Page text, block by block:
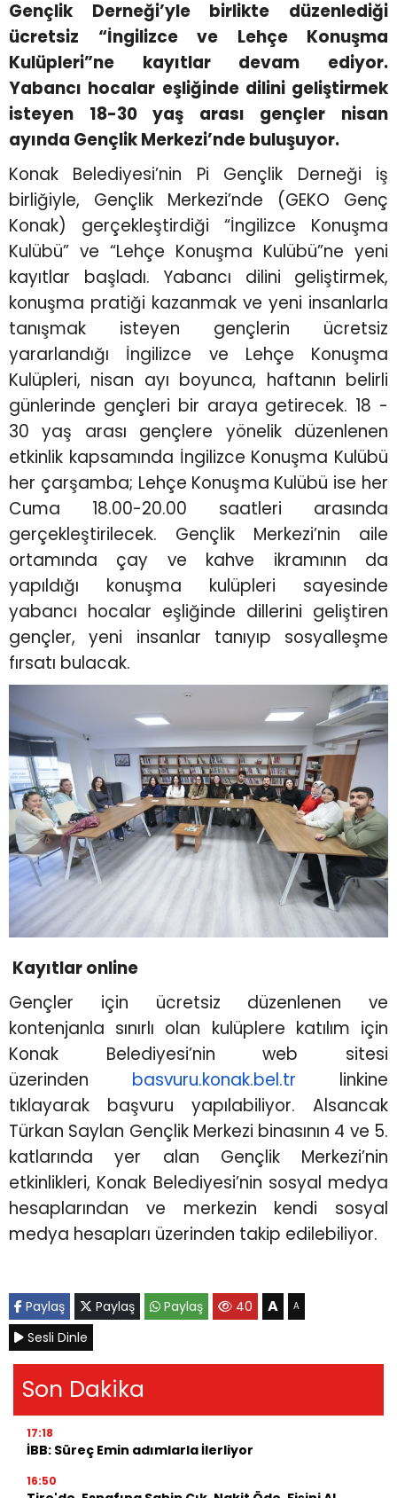
Gençlik Derneği’yle birlikte düzenlediği
ücretsiz “İngilizce ve Lehçe Konuşma
Kulüpleri”ne kayıtlar devam ediyor.
Yabancı hocalar eşliğinde dilini geliştirmek
isteyen 18-30 yaş arası gençler nisan
ayında Gençlik Merkezi’nde buluşuyor.
Konak Belediyesi’nin Pi Gençlik Derneği iş
birliğiyle, Gençlik Merkezi’nde (GEKO Genç
Konak) gerçekleştirdiği “İngilizce Konuşma
Kulübü” ve “Lehçe Konuşma Kulübü”ne yeni
kayıtlar başladı. Yabancı dilini geliştirmek,
konuşma pratiği kazanmak ve yeni insanlarla
tanışmak isteyen gençlerin ücretsiz
yararlandığı İngilizce ve Lehçe Konuşma
Kulüpleri, nisan ayı boyunca, haftanın belirli
günlerinde gençleri bir araya getirecek. 18 -
30 yaş arası gençlere yönelik düzenlenen
etkinlik kapsamında İngilizce Konuşma Kulübü
her çarşamba; Lehçe Konuşma Kulübü ise her
Cuma 18.00-20.00 saatleri arasında
gerçekleştirilecek. Gençlik Merkezi’nin aile
ortamında çay ve kahve ikramının da
yapıldığı konuşma kulüpleri sayesinde
yabancı hocalar eşliğinde dillerini geliştiren
gençler, yeni insanlar tanıyıp sosyalleşme
fırsatı bulacak.
Kayıtlar online
Gençler için ücretsiz düzenlenen ve
kontenjanla sınırlı olan kulüplere katılım için
Konak Belediyesi’nin web sitesi
üzerinden basvuru.konak.bel.tr linkine
tıklayarak başvuru yapılabiliyor. Alsancak
Türkan Saylan Gençlik Merkezi binasının 4 ve 5.
katlarında yer alan Gençlik Merkezi’nin
etkinlikleri, Konak Belediyesi’nin sosyal medya
hesaplarından ve merkezin kendi sosyal
medya hesapları üzerinden takip edilebiliyor.
Paylaş Paylaş Paylaş 40 A A
Sesli Dinle
Son Dakika
17:18
İBB: Süreç Emin adımlarla İlerliyor
16:50